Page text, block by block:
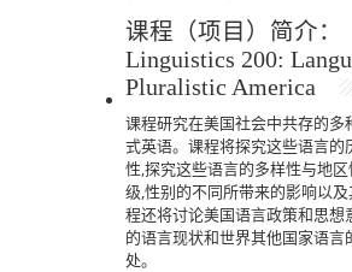
课程（项目）简介：
Linguistics 200:
Pluralistic America
课程研究在美国社会中共存的多
式英语。课程将探究这些语言的
性,探究这些语言的多样性与地
级,性别的不同所带来的影响以
程还将讨论美国语言政策和思想
的语言现状和世界其他国家语言
处。